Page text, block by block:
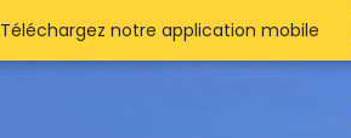
Téléchargez notre application mobile